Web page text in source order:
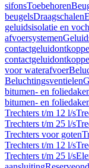
sifonsToebehoren
beugelsDraagschalen
geluidsisolatie en
afvoersystemen
voor waterafvoer
Beluchtingsventielen
bitumen- en
bitumen- en
Trechters t/m 12 l/s
Trechters t/m 25 l/s
Trechters voor goten
Trechters t/m 12 l/s
Trechters t/m 25 l/s